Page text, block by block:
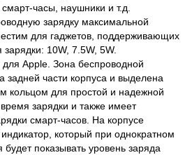
часы, наушники и т.д.
зарядку максимальной
для гаджетов, поддерживающих
10W, 7.5W, 5W.
Apple. Зона беспроводной
задней части корпуса и выделена
кольцом для простой и надежной
зарядки и также имеет
смарт-часов. На корпусе
который при однократном
будет показывать уровень заряда